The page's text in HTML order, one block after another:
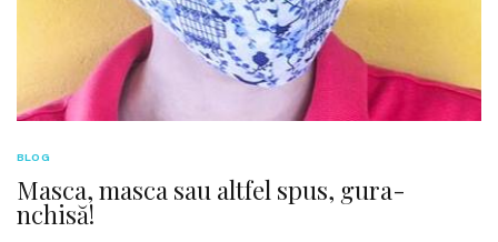
BLOG
Masca, masca sau altfel spus, gura-
nchisă!